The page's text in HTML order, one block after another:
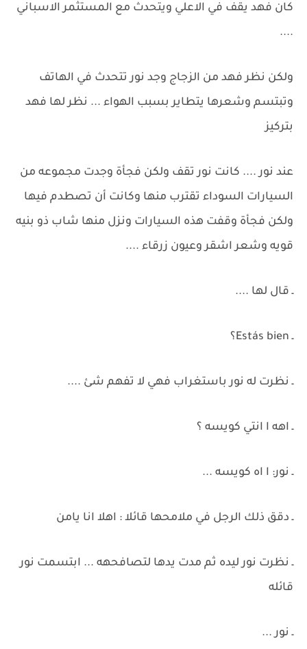
كان فهد يقف في الاعلي ويتحدث مع المستثمر الاسباني
....
ولكن نظر فهد من الزجاج وجد نور تتحدث في الهاتف
وتبتسم وشعرها يتطاير بسبب الهواء ... نظر لها فهد
بتركيز
عند نور .... كانت نور تقف ولكن فجأة وجدت مجموعه من
السيارات السوداء تقترب منها وكانت أن تصطدم فيها
ولكن فجأة وقفت هذه السيارات ونزل منها شاب ذو بنيه
قويه وشعر اشقر وعيون زرقاء ....
ـ قال لها ....
ـ Estás bien؟
ـ نظرت له نور باستغراب فهي لا تفهم شئ ....
ـ اهه ا انتي كويسه ؟
ـ نور: ا اه كويسه ...
ـ دقق ذلك الرجل في ملامحها قائلا : اهلا انا يامن
ـ نظرت نور ليده ثم مدت يدها لتصافحهه ... ابتسمت نور
قائله
ـ نور ...